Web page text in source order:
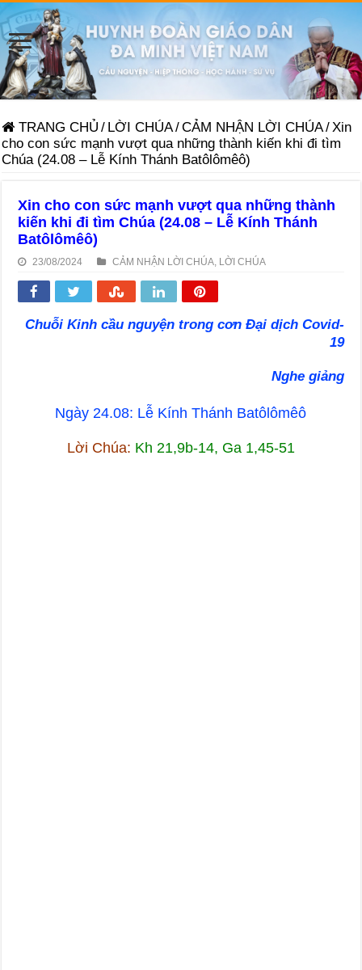
TRANG CHỦ / LỜI CHÚA/CẢM NHẬN LỜI CHÚA/ Xin
cho con sức mạnh vượt qua những thành kiến khi đi tìm
Chúa (24.08 – Lễ Kính Thánh Batôlômêô)
Xin cho con sức mạnh vượt qua những thành
kiến khi đi tìm Chúa (24.08 – Lễ Kính Thánh
Batôlômêô)
23/08/2024 CẢM NHẬN LỜI CHÚA LỜI CHÚA
Chuỗi Kinh cầu nguyện trong cơn Đại dịch Covid-
19
Nghe giảng
Ngày 24.08: Lễ Kính Thánh Batôlômêô
Lời Chúa: Kh 21,9b-14, Ga 1,45-51